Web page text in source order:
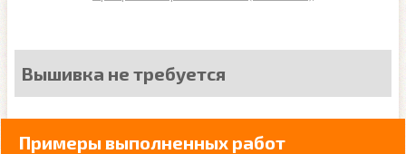
Вышивка не требуется
Примеры выполненных работ